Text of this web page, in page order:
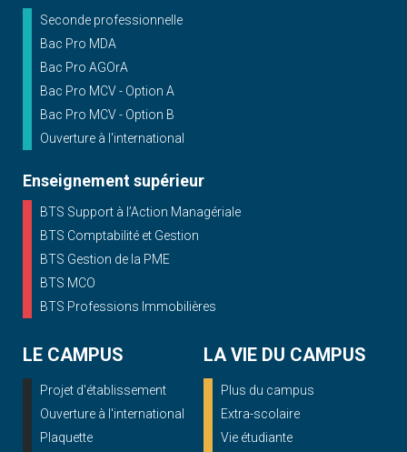
Seconde professionnelle
Bac Pro MDA
Bac Pro AGOrA
Bac Pro MCV - Option A
Bac Pro MCV - Option B
Ouverture à l'international
Enseignement supérieur
BTS Support à l’Action Managériale
BTS Comptabilité et Gestion
BTS Gestion de la PME
BTS MCO
BTS Professions Immobilières
LE CAMPUS
Projet d'établissement
Ouverture à l'international
Plaquette
LA VIE DU CAMPUS
Plus du campus
Extra-scolaire
Vie étudiante